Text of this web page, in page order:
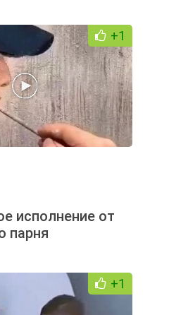
+1
исполнение от
парня
+1